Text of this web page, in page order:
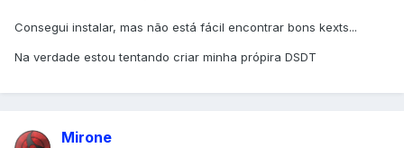
Consegui instalar, mas não está fácil encontrar bons kexts...
Na verdade estou tentando criar minha própira DSDT
Mirone